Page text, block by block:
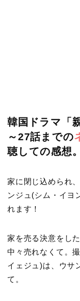
韓国ドラマ「
～27話までの
聴しての感想。
家に閉じ込められ
ンジュ(シム・イヨ
れます！
家を売る決意をし
中々売れなくて。
イェジュ)は、ウサ
て。